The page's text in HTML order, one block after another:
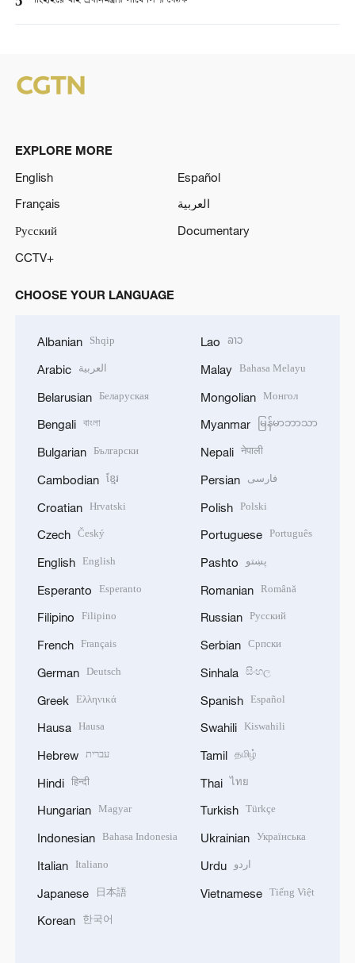
EXPLORE MORE
English
Español
Français
العربية
Русский
Documentary
CCTV+
CHOOSE YOUR LANGUAGE
Albanian Shqip
Arabic العربية
Belarusian Беларуская
Bengali বাংলা
Bulgarian Български
Cambodian ខ្មែរ
Croatian Hrvatski
Czech Český
English English
Esperanto Esperanto
Filipino Filipino
French Français
German Deutsch
Greek Ελληνικά
Hausa Hausa
Hebrew עברית
Hindi हिन्दी
Hungarian Magyar
Indonesian Bahasa Indonesia
Italian Italiano
Japanese 日本語
Korean 한국어
Lao ລາວ
Malay Bahasa Melayu
Mongolian Монгол
Myanmar မြန်မာဘာသာ
Nepali नेपाली
Persian فارسی
Polish Polski
Portuguese Português
Pashto پښتو
Romanian Română
Russian Русский
Serbian Српски
Sinhala සිංහල
Spanish Español
Swahili Kiswahili
Tamil தமிழ்
Thai ไทย
Turkish Türkçe
Ukrainian Українська
Urdu اردو
Vietnamese Tiếng Việt